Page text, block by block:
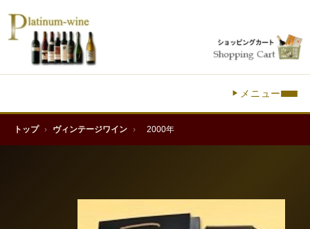
メニュー
トップ › ヴィンテージワイン › 2000年